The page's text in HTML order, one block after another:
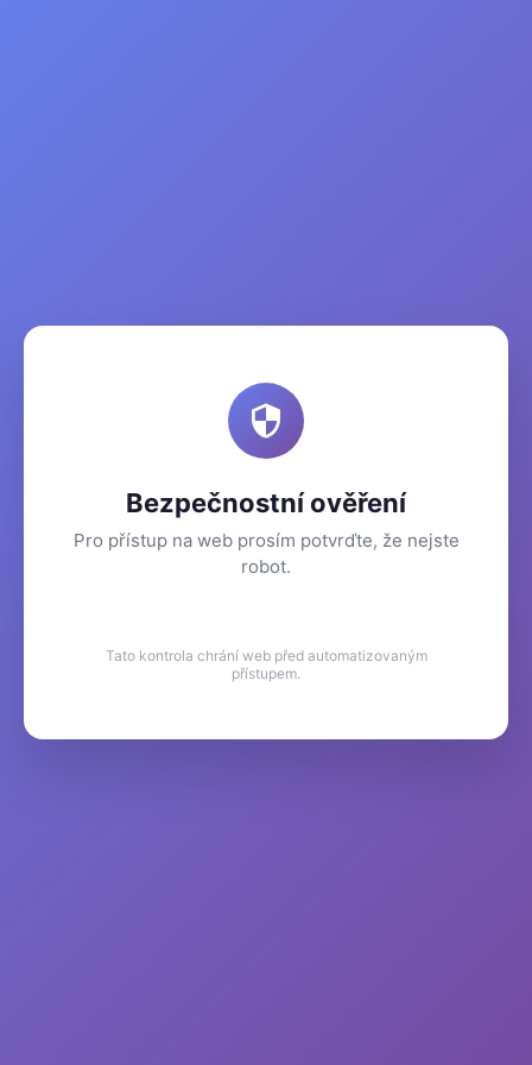
Bezpečnostní ověření
Pro přístup na web prosím potvrďte, že nejste
robot.
Tato kontrola chrání web před automatizovaným
přístupem.